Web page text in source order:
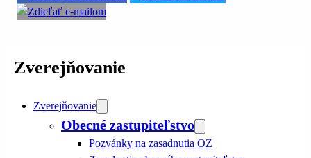
Zverejňovanie
Zverejňovanie
Obecné zastupiteľstvo
Pozvánky na zasadnutia OZ